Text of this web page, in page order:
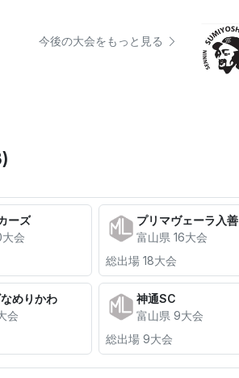
今後の大会をもっと見る
ーズ
会
プリマヴェーラ入善
富山県 16大会
総出場 18大会
めりかわ
会
神通SC
富山県 9大会
総出場 9大会